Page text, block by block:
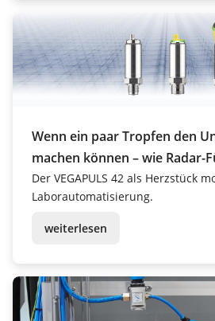
Wenn ein paar Tropfen den
machen können – wie Radar-
Laboren Sicherheit bringt
Der VEGAPULS 42 als Herzstück
Laborautomatisierung.
weiterlesen